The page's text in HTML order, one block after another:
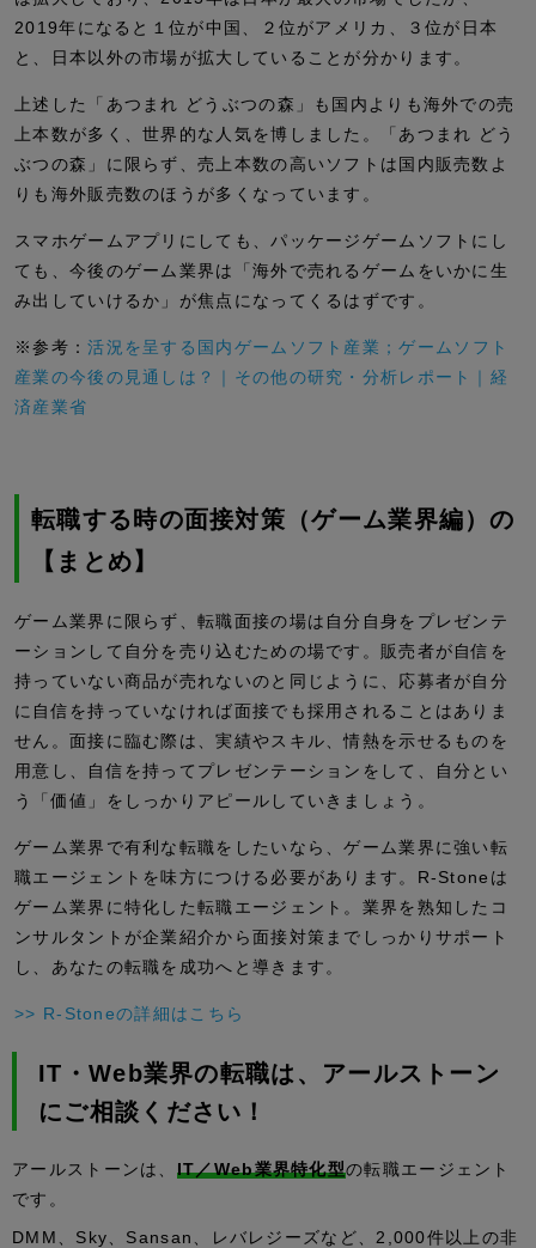
2019年になると１位が中国、２位がアメリカ、３位が日本
と、日本以外の市場が拡大していることが分かります。
上述した「あつまれ どうぶつの森」も国内よりも海外での売
上本数が多く、世界的な人気を博しました。「あつまれ どう
ぶつの森」に限らず、売上本数の高いソフトは国内販売数よ
りも海外販売数のほうが多くなっています。
スマホゲームアプリにしても、パッケージゲームソフトにし
ても、今後のゲーム業界は「海外で売れるゲームをいかに生
み出していけるか」が焦点になってくるはずです。
※参考：活況を呈する国内ゲームソフト産業；ゲームソフト
産業の今後の見通しは？｜その他の研究・分析レポート｜経
済産業省
転職する時の面接対策（ゲーム業界編）の
【まとめ】
ゲーム業界に限らず、転職面接の場は自分自身をプレゼンテ
ーションして自分を売り込むための場です。販売者が自信を
持っていない商品が売れないのと同じように、応募者が自分
に自信を持っていなければ面接でも採用されることはありま
せん。面接に臨む際は、実績やスキル、情熱を示せるものを
用意し、自信を持ってプレゼンテーションをして、自分とい
う「価値」をしっかりアピールしていきましょう。
ゲーム業界で有利な転職をしたいなら、ゲーム業界に強い転
職エージェントを味方につける必要があります。R-Stoneは
ゲーム業界に特化した転職エージェント。業界を熟知したコ
ンサルタントが企業紹介から面接対策までしっかりサポート
し、あなたの転職を成功へと導きます。
>> R-Stoneの詳細はこちら
IT・Web業界の転職は、アールストーン
にご相談ください！
アールストーンは、 IT／Web業界特化型の転職エージェント
です。
DMM、Sky、Sansan、レバレジーズなど、2,000件以上の非